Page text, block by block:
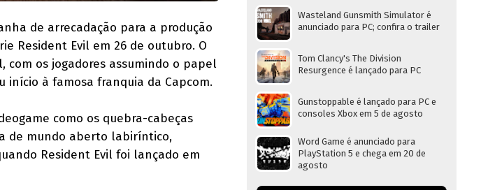
de arrecadação para a produção
Resident Evil em 26 de outubro. O
com os jogadores assumindo o papel
início à famosa franquia da Capcom.
como os quebra-cabeças
de mundo aberto labiríntico,
Resident Evil foi lançado em
Wasteland Gunsmith Simulator é
anunciado para PC; confira o trailer
Tom Clancy's The Division
Resurgence é lançado para PC
Gunstoppable é lançado para PC e
consoles Xbox em 5 de agosto
Word Game é anunciado para
PlayStation 5 e chega em 20 de
agosto